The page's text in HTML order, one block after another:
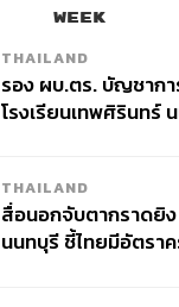
เฮียฮ้อ-สุรชัย เชษฐโชติศั
WEEK
THAILAND
รอง ผบ.ตร. บัญชากา
โรงเรียนเทพศิรินทร์
THAILAND
สื่อนอกจับตากราดยิง
นนทบุรี ชี้ไทยมีอัตรา